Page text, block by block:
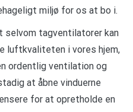
miljø for os at bo i.
tagventilatorer kan
i vores hjem,
ordentlig ventilation og
at åbne vinduerne
for at opretholde en